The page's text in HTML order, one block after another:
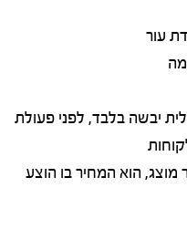
עור
יבשה בלבד, לפני פעולת
הוא המחיר בו הוצע